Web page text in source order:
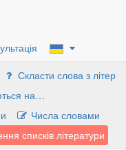
Скласти слова з літер
на…
Числа словами
списків літератури